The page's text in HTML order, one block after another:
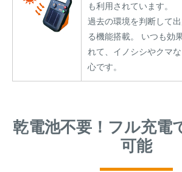
も利用されています。
過去の環境を判断して
る機能搭載。 いつも効
れて、イノシシやクマ
心です。
乾電池不要！フル充電
可能